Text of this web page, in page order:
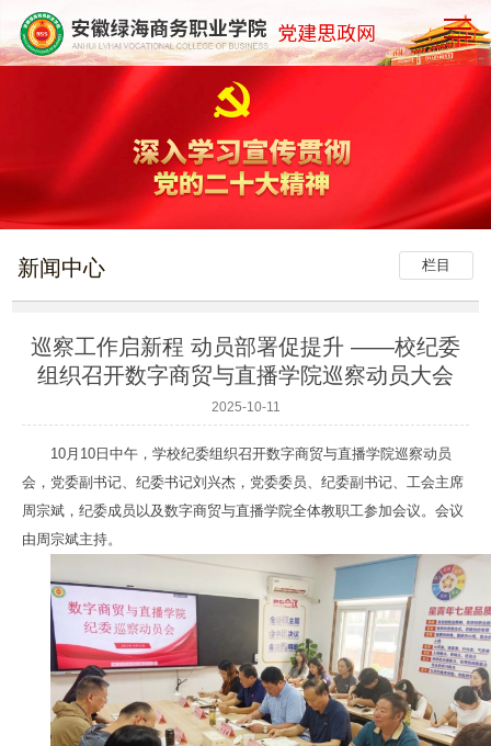
栏目
新闻中心
巡察工作启新程 动员部署促提升 ——校纪委
组织召开数字商贸与直播学院巡察动员大会
2025-10-11
10月10日中午，学校纪委组织召开数字商贸与直播学院巡察动员
会，党委副书记、纪委书记刘兴杰，党委委员、纪委副书记、工会主席
周宗斌，纪委成员以及数字商贸与直播学院全体教职工参加会议。会议
由周宗斌主持。